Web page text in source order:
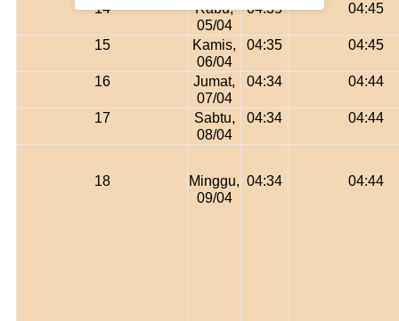
14
Rabu,
05/04
04:35 04:45
15
Kamis,
06/04
04:35 04:45
16
Jumat,
07/04
04:34 04:44
17
Sabtu,
08/04
04:34 04:44
18
Minggu,
09/04
04:34 04:44